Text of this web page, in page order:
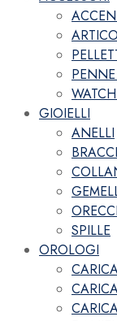
GIOIELLI
ANELLI
SPILLE
OROLOGI